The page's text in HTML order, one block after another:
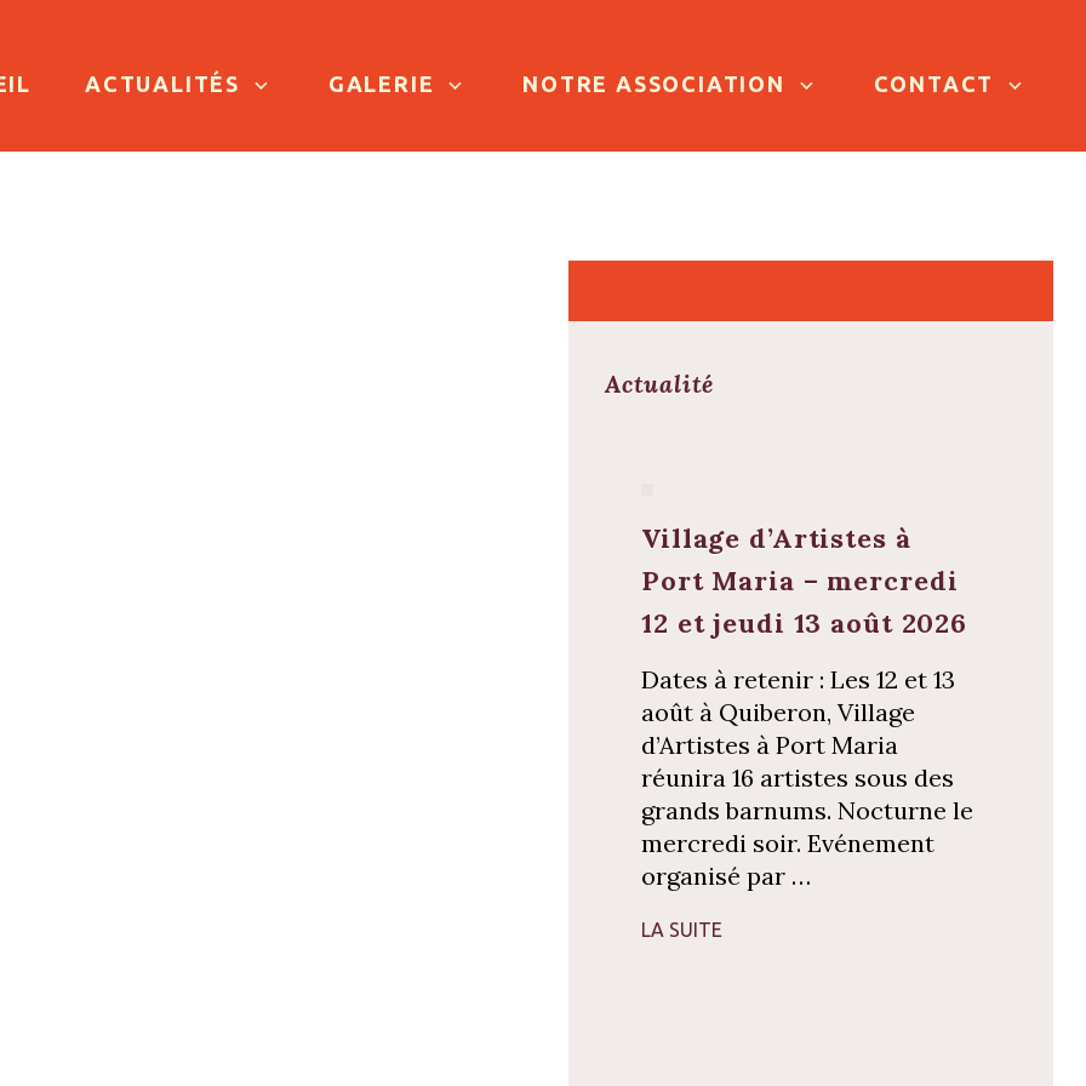
ACTUALITÉS GALERIE NOTRE ASSOCIATION CONTACT
Actualité
Village d’Artistes à
Port Maria – mercredi
12 et jeudi 13 août 2026
Dates à retenir : Les 12 et 13
août à Quiberon, Village
d’Artistes à Port Maria
réunira 16 artistes sous des
grands barnums. Nocturne le
mercredi soir. Evénement
organisé par …
LA SUITE